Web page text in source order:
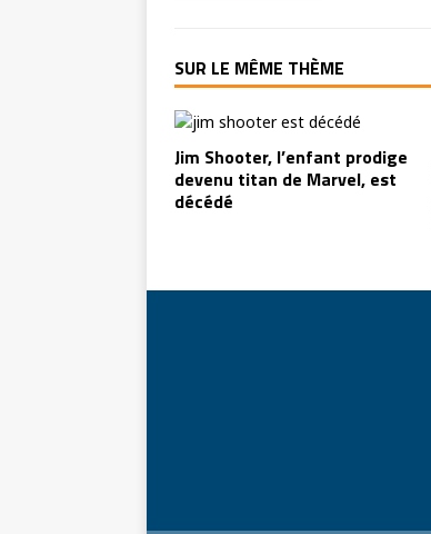
SUR LE MÊME THÈME
Jim Shooter, l’enfant prodige
devenu titan de Marvel, est
décédé